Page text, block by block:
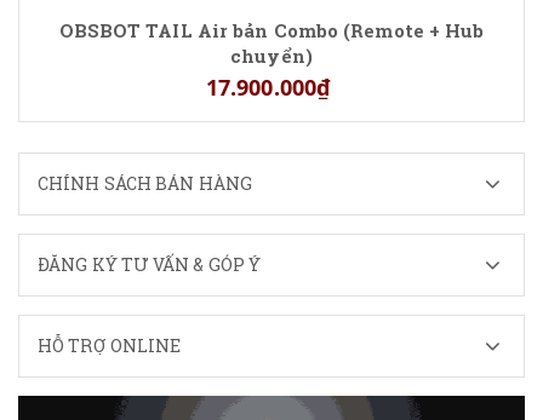
OBSBOT TAIL Air bản Combo (Remote + Hub
chuyển)
17.900.000₫
CHÍNH SÁCH BÁN HÀNG
ĐĂNG KÝ TƯ VẤN & GÓP Ý
HỖ TRỢ ONLINE